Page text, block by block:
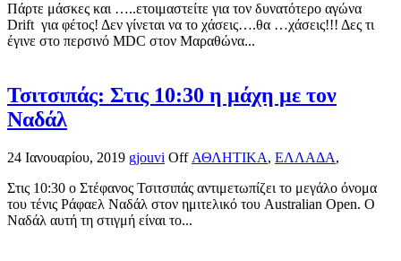
Πάρτε μάσκες και …..ετοιμαστείτε για τον δυνατότερο αγώνα
Drift για φέτος! Δεν γίνεται να το χάσεις….θα …χάσεις!!! Δες τι
έγινε στο περσινό MDC στον Μαραθώνα...
Τσιτσιπάς: Στις 10:30 η μάχη με τον
Ναδάλ
24 Ιανουαρίου, 2019 gjouvi Off ΑΘΛΗΤΙΚΑ, ΕΛΛΑΔΑ,
Στις 10:30 ο Στέφανος Τσιτσιπάς αντιμετωπίζει το μεγάλο όνομα
του τένις Ράφαελ Ναδάλ στον ημιτελικό του Australian Open. Ο
Ναδάλ αυτή τη στιγμή είναι το...